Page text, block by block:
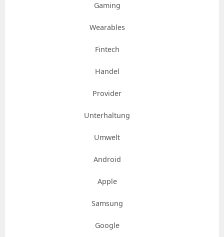
Gaming
Wearables
Fintech
Handel
Provider
Unterhaltung
Umwelt
Android
Apple
Samsung
Google